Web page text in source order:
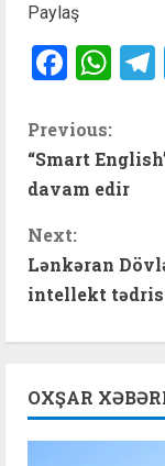
Paylaş
C
o
n
t
u
Previous:
“Smart
davam edir
Next:
Lənkəran
intellekt
OXŞAR